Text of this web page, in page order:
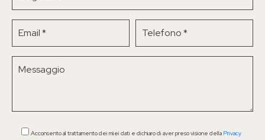
Acconsento al trattamento dei miei dati e dichiaro di aver preso visione della Privacy